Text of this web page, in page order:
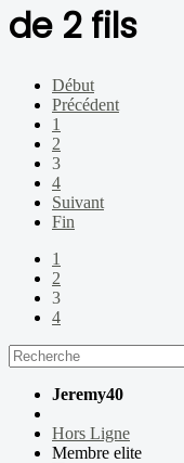
de 2 fils
Début
Précédent
1
2
3
4
Suivant
Fin
1
2
3
4
Jeremy40
Hors Ligne
Membre elite